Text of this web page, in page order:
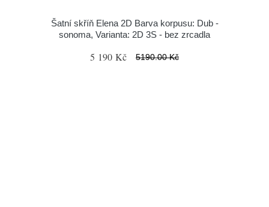
Šatní skříň Elena 2D Barva korpusu: Dub -
sonoma, Varianta: 2D 3S - bez zrcadla
5 190 Kč 5190.00 Kč